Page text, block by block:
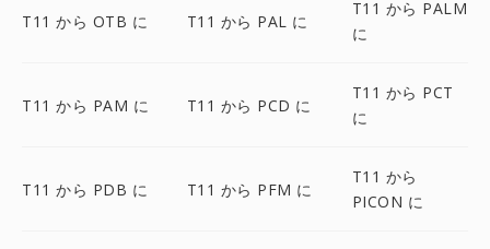
T11 から OTB に T11 から PAL に
T11 から PALM
に
T11 から PAM に T11 から PCD に
T11 から PCT
に
T11 から PDB に T11 から PFM に
T11 から
PICON に